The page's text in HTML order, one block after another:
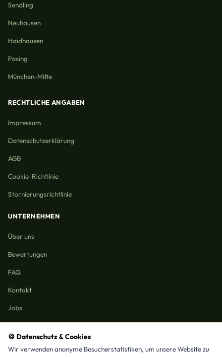
🍪 Datenschutz & Cookies
Wir verwenden anonyme Besucherstatistiken, um unsere Website zu
Sendling
Neuhausen
Haidhausen
Pasing
München-Mitte
RECHTLICHE ANGABEN
Impressum
Datenschutzerklärung
AGB
Cookie-Richtlinie
Stornierungsrichtlinie
UNTERNEHMEN
Über uns
Bewertungen
FAQ
Kontakt
Jobs